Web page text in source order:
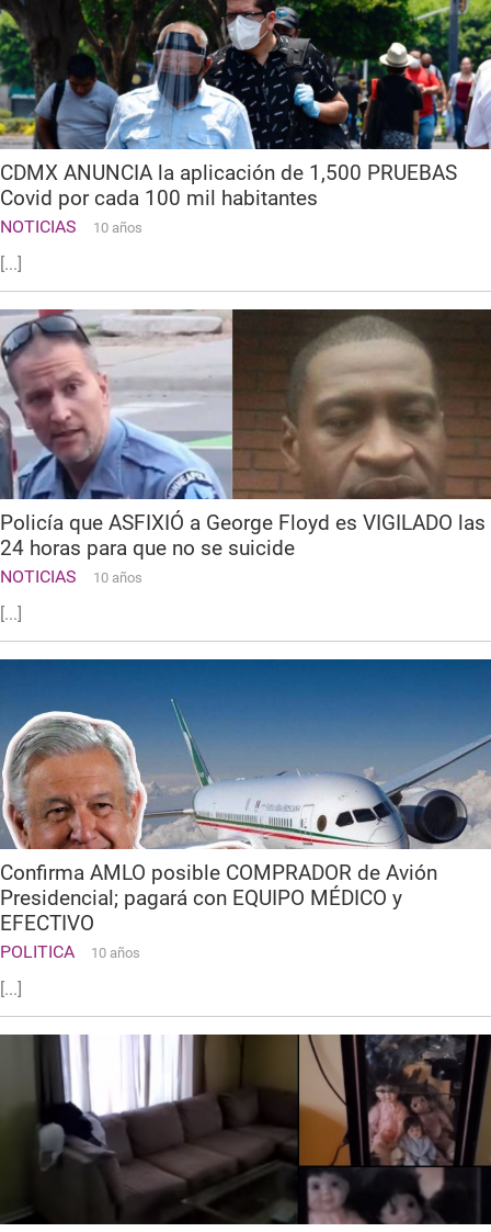
CDMX ANUNCIA la aplicación de 1,500 PRUEBAS
Covid por cada 100 mil habitantes
NOTICIAS 10 años
[...]
Policía que ASFIXIÓ a George Floyd es VIGILADO las
24 horas para que no se suicide
NOTICIAS 10 años
[...]
Confirma AMLO posible COMPRADOR de Avión
Presidencial; pagará con EQUIPO MÉDICO y
EFECTIVO
POLITICA 10 años
[...]